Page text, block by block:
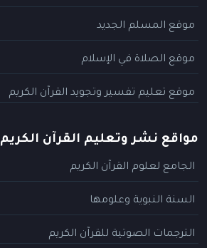
موقع المسلم الجديد
موقع الصلاة في الإسلام
موقع تعليم تفسير وتجويد القرآن الكريم
مواقع نشر وتعليم القرآن الكريم
الجامع لعلوم القرآن الكريم
السنة النبوية وعلومها
الترجمات الصوتية للقرآن الكريم